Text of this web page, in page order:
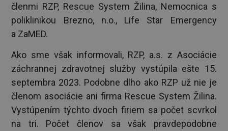
členmi RZP, Rescue System Žilina, Nemocnica s
poliklinikou Brezno, n.o., Life Star Emergency
a ZaMED.
Ako sme však informovali, RZP, a.s. z Asociácie
záchrannej zdravotnej služby vystúpila ešte 15.
septembra 2023. Podobne dlho ako RZP už nie je
členom asociácie ani firma Rescue System Žilina.
Vystúpením týchto dvoch firiem sa počet scvrkol
na tri. Počet členov sa však pravdepodobne